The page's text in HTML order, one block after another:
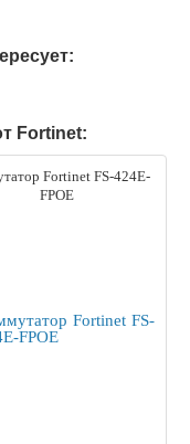
Fortinet:
Fortinet FS-424E-
FPOE